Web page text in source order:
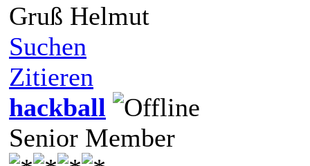
Gruß Helmut
Suchen
Zitieren
hackball
Senior Member